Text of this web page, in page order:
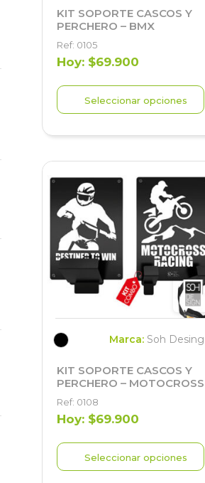
KIT SOPORTE CASCOS Y
PERCHERO – BMX
Ref: 0105
Hoy: $69.900
Seleccionar opciones
Marca: Soh Desing
KIT SOPORTE CASCOS Y
PERCHERO – MOTOCROSS
Ref: 0108
Hoy: $69.900
Seleccionar opciones